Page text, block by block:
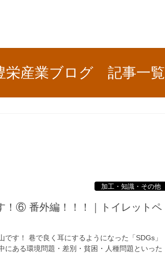
栄産業ブログ 記事一覧
加工・知識・その他
⑥ 番外編！！！｜トイレットペ
す！ 巷で良く耳にするようになった「SDGs」
にある環境問題・差別・貧困・人種問題といった